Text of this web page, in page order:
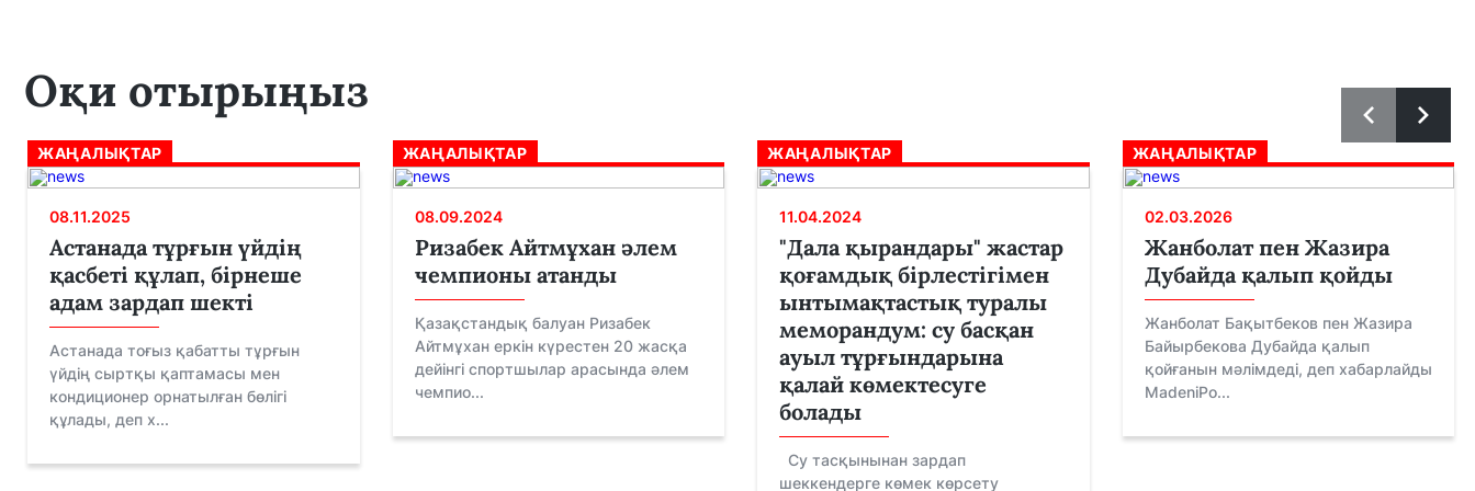
Оқи отырыңыз
ЖАҢАЛЫҚТАР
08.11.2025
Астанада тұрғын үйдің
қасбеті құлап, бірнеше
адам зардап шекті
Астанада тоғыз қабатты тұрғын
үйдің сыртқы қаптамасы мен
кондиционер орнатылған бөлігі
құлады, деп х...
ЖАҢАЛЫҚТАР
08.09.2024
Ризабек Айтмұхан әлем
чемпионы атанды
Қазақстандық балуан Ризабек
Айтмұхан еркін күрестен 20 жасқа
дейінгі спортшылар арасында әлем
чемпио...
ЖАҢАЛЫҚТАР
11.04.2024
"Дала қырандары" жастар
қоғамдық бірлестігімен
ынтымақтастық туралы
меморандум: су басқан
ауыл тұрғындарына
қалай көмектесуге
болады
Су тасқынынан зардап
шеккендерге көмек көрсету
ЖАҢАЛЫҚТАР
02.03.2026
Жанболат пен Жазира
Дубайда қалып қойды
Жанболат Бақытбеков пен Жазира
Байырбекова Дубайда қалып
қойғанын мәлімдеді, деп хабарлайды
MadeniPo...